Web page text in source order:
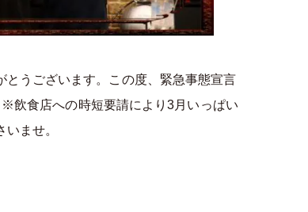
うございます。この度、緊急事態宣言
※飲食店への時短要請により3月いっぱい
ませ。